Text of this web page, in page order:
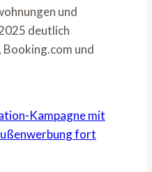
und
deutlich
und